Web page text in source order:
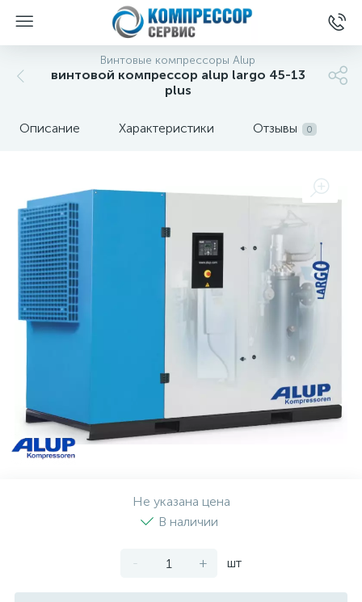
Винтовые компрессоры Alup
винтовой компрессор alup largo 45-13
plus
Описание Характеристики Отзывы 0
Не указана цена
В наличии
- + шт